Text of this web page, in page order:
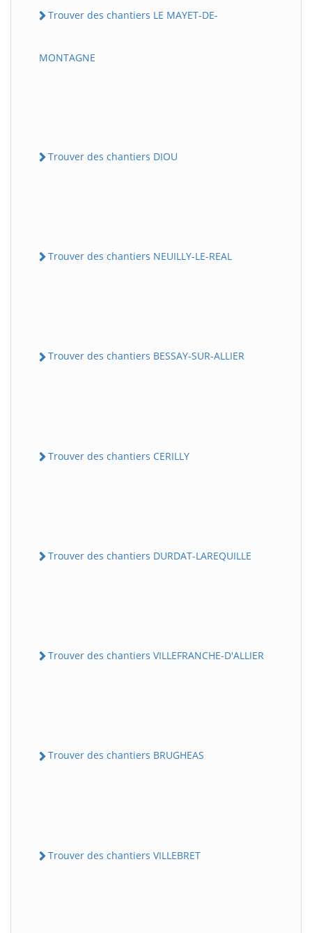
Trouver des chantiers LE MAYET-DE-
MONTAGNE
Trouver des chantiers DIOU
Trouver des chantiers NEUILLY-LE-REAL
Trouver des chantiers BESSAY-SUR-ALLIER
Trouver des chantiers CERILLY
Trouver des chantiers DURDAT-LAREQUILLE
Trouver des chantiers VILLEFRANCHE-D'ALLIER
Trouver des chantiers BRUGHEAS
Trouver des chantiers VILLEBRET